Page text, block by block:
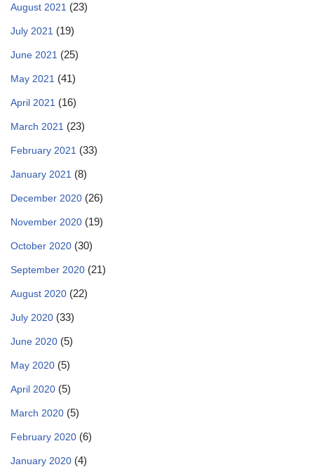
August 2021 (23)
July 2021 (19)
June 2021 (25)
May 2021 (41)
April 2021 (16)
March 2021 (23)
February 2021 (33)
January 2021 (8)
December 2020 (26)
November 2020 (19)
October 2020 (30)
September 2020 (21)
August 2020 (22)
July 2020 (33)
June 2020 (5)
May 2020 (5)
April 2020 (5)
March 2020 (5)
February 2020 (6)
January 2020 (4)